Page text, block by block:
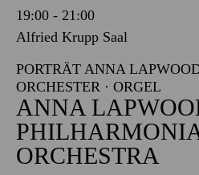
19:00 - 21:00
Alfried Krupp Saal
PORTRÄT ANNA LAPWOOD
RCHESTER · ORGEL
ANNA
ORCHESTRA